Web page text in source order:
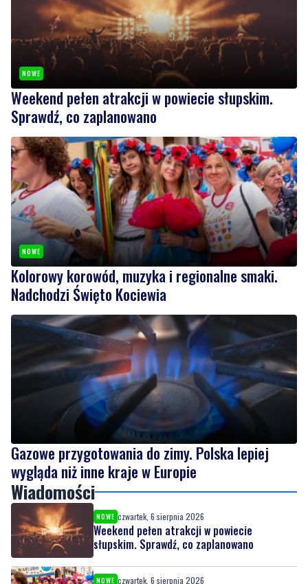
Weekend pełen atrakcji w powiecie słupskim.
Sprawdź, co zaplanowano
NOWE
Kolorowy korowód, muzyka i regionalne smaki.
Nadchodzi Święto Kociewia
Gazowe przygotowania do zimy. Polska lepiej
wygląda niż inne kraje w Europie
Wiadomości
NOWE czwartek, 6 sierpnia 2026
Weekend pełen atrakcji w powiecie
słupskim. Sprawdź, co zaplanowano
NOWE czwartek, 6 sierpnia 2026
Kolorowy korowód, muzyka i regionalne